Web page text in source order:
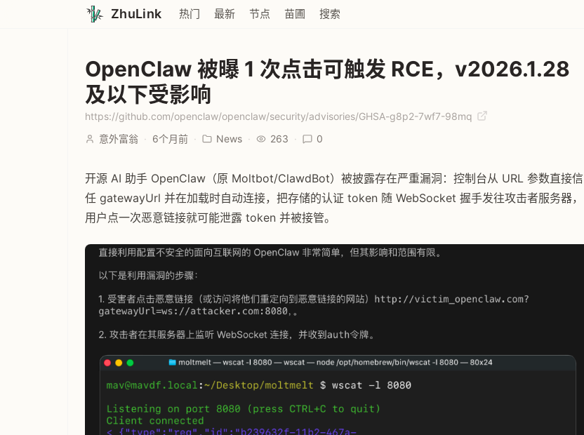
ZhuLink 热门 最新 节点 苗圃 搜索
OpenClaw 被曝 1 次点击可触发 RCE，v2026.1.28
及以下受影响
https://github.com/openclaw/openclaw/security/advisories/GHSA-g8p2-7wf7-98mq
意外富翁 · 6个月前 · News · 263 · 0
开源 AI 助手 OpenClaw（原 Moltbot/ClawdBot）被披露存在严重漏洞：控制台从 URL 参数直接信
任 gatewayUrl 并在加载时自动连接，把存储的认证 token 随 WebSocket 握手发往攻击者服务器，
用户点一次恶意链接就可能泄露 token 并被接管。